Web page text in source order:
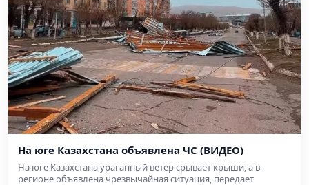
На юге Казахстана объявлена ЧС (ВИДЕО)
На юге Казахстана ураганный ветер срывает крыши, а в
регионе объявлена чрезвычайная ситуация, передает